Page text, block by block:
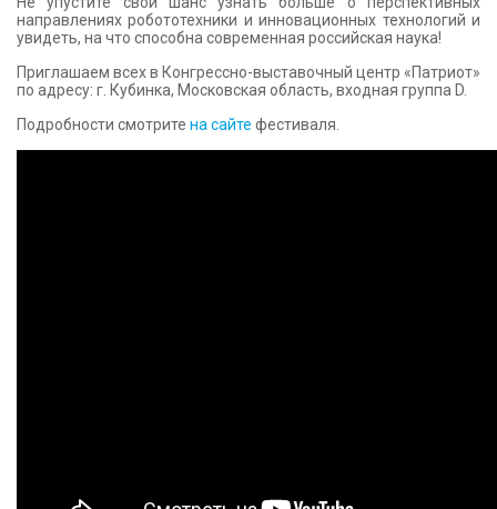
направлениях робототехники и инновационных технологий и
увидеть, на что способна современная российская наука!
Приглашаем всех в Конгрессно-выставочный центр «Патриот»
по адресу: г. Кубинка, Московская область, входная группа D.
Подробности смотрите на сайте фестиваля.